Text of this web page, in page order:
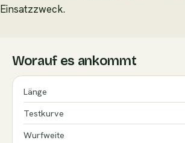
Einsatzzweck.
Worauf es ankommt
Länge
Testkurve
Wurfweite